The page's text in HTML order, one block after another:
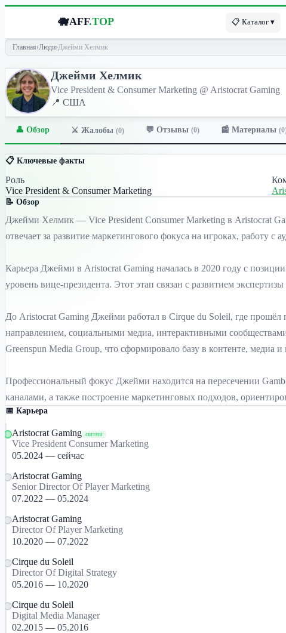
🐗AFF.TOP 📋 Каталог ▾
Главная›Люди›Джейми Хелмик
Джейми Хелмик
Vice President & Consumer Marketing @ Aristocrat Gaming
📍 США
👤 Обзор ⚔️ Жалобы (0) 💬 Отзывы (0) 📰 Материалы
📋 Ключевые факты
Роль
Vice President & Consumer Marketing
📝 Обзор
Джейми Хелмик — Vice President Consumer Marketing в Aristocrat
отвечает за развитие маркетингового фокуса на игроках, работу
Карьера Джейми в Aristocrat Gaming началась в 2020 году с
уровень вице-президента. Этот этап связан с развитием
До Aristocrat Gaming Джейми работал в Cirque du Soleil, где
направлением, социальными медиа, интерактивными
Greenspun Media Group, что сформировало базу в контенте, медиа
Профессиональный фокус Джейми находится на пересечении
каналами, а также построение маркетинговых подходов,
📅 Карьера
Aristocrat Gaming current
Vice President Consumer Marketing
05.2024 — сейчас
Aristocrat Gaming
Senior Director Of Player Marketing
07.2022 — 05.2024
Aristocrat Gaming
Director Of Player Marketing
10.2020 — 07.2022
Cirque du Soleil
Director Of Digital Strategy
05.2016 — 10.2020
Cirque du Soleil
Digital Media Manager
02.2015 — 05.2016